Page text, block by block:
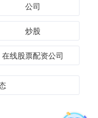
公司
炒股
在线股票配资公司